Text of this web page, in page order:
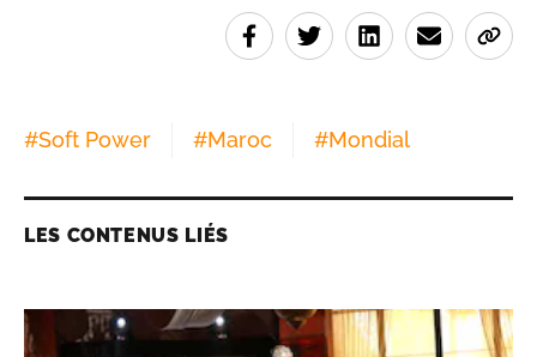
#Soft Power #Maroc #Mondial
LES CONTENUS LIÉS